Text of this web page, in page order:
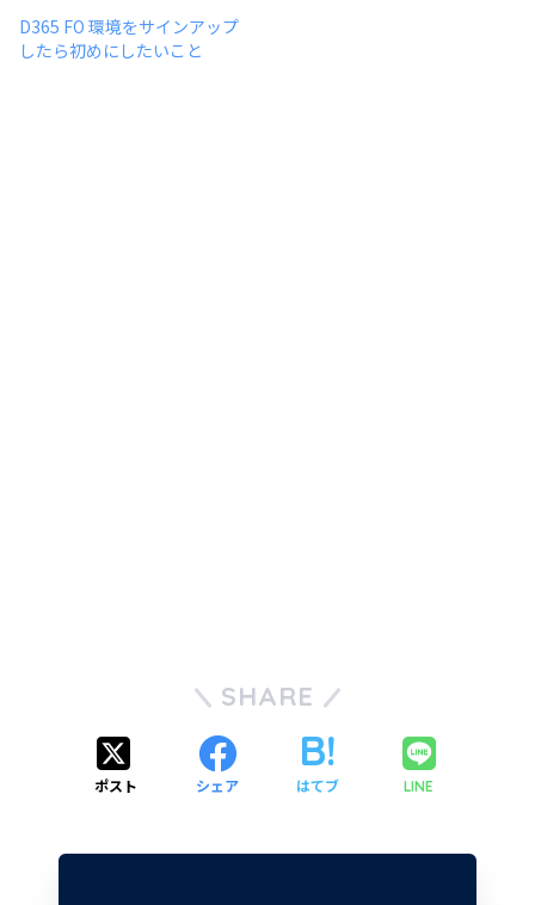
D365 FO 環境をサインアップ
したら初めにしたいこと
SHARE
ポスト シェア はてブ LINE